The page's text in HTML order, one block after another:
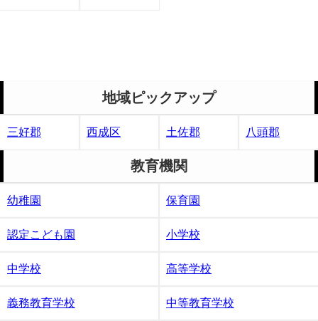
地域ピックアップ
三好郡 西成区 土佐郡 八頭郡
教育機関
幼稚園 保育園
認定こども園 小学校
中学校 高等学校
義務教育学校 中等教育学校